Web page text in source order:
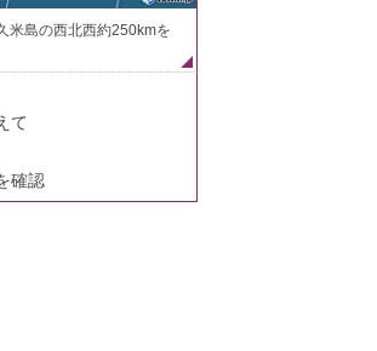
米島の西北西約250kmを
て
確認